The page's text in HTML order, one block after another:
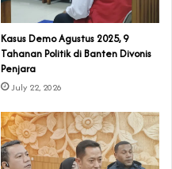
‎Kasus Demo Agustus 2025, 9
Tahanan Politik di Banten Divonis
Penjara
July 22, 2026